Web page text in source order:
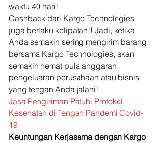
waktu 40 hari!
Cashback dari Kargo Technologies
juga berlaku kelipatan!! Jadi, ketika
Anda semakin sering mengirim barang
bersama Kargo Technologies, akan
semakin hemat pula anggaran
pengeluaran perusahaan atau bisnis
yang tengan Anda jalani!
Jasa Pengiriman Patuhi Protokol
Kesehatan di Tengah Pandemi Covid-
19
Keuntungan Kerjasama dengan Kargo